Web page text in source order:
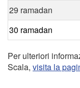
29 ramadan
30 ramadan
Per ulteriori
Scala, visita la